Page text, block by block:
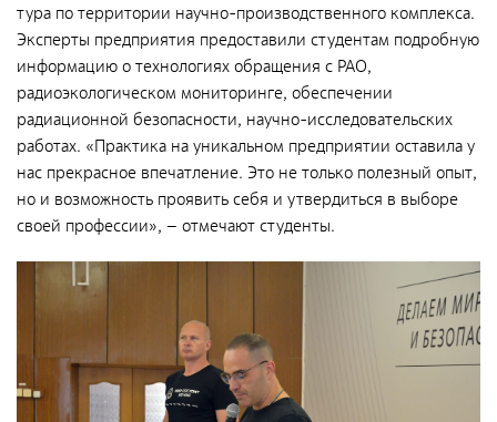
тура по территории научно-производственного комплекса.
Эксперты предприятия предоставили студентам подробную
информацию о технологиях обращения с РАО,
радиоэкологическом мониторинге, обеспечении
радиационной безопасности, научно-исследовательских
работах. «Практика на уникальном предприятии оставила у
нас прекрасное впечатление. Это не только полезный опыт,
но и возможность проявить себя и утвердиться в выборе
своей профессии», – отмечают студенты.
Экология
Экологическая политика ФГУП «РАДОН»
Общественные обсуждения
Документы и отчеты по экологической безопасности
Окончательные материалы оценки воздействия на
окружающую среду
Онлайн-мониторинг
СМИ о нас